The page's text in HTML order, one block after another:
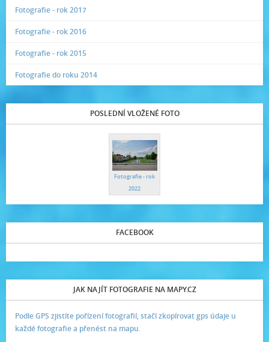
Fotografie - rok 2017
Fotografie - rok 2016
Fotografie - rok 2015
Fotografie do roku 2014
POSLEDNÍ VLOŽENÉ FOTO
Fotografie - rok
2022
FACEBOOK
JAK NAJÍT FOTOGRAFIE NA MAPY.CZ
Podle GPS zjistíte pořízení fotografií, stačí zkopírovat gps údaje u
každé fotografie a přenést na mapu.